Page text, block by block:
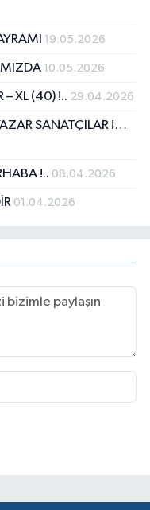
19.05.2026
10.05.2026
– XL (40) !.. 29.04.2026
SANATÇILAR !…
!.. 08.04.2026
01.04.2026